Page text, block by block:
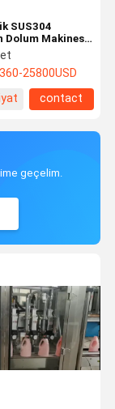
SUS304
Dolum Makinesi
25800USD
contact
geçelim.